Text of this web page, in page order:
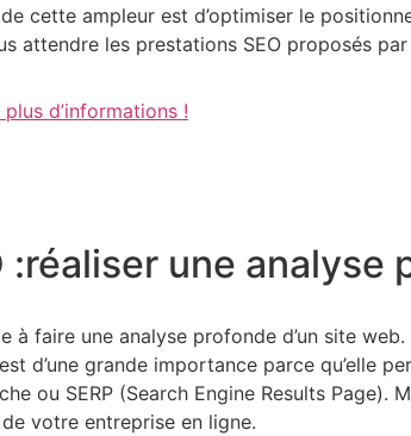
cette ampleur est d’optimiser le
attendre les prestations SEO proposés par
d’informations !
:réaliser une
à faire une analyse profonde d’un site
d’une grande importance parce qu’elle
ou SERP (Search Engine Results
votre entreprise en ligne.